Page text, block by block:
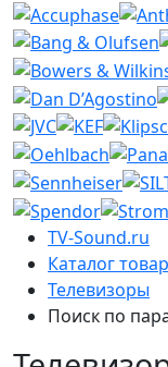
TV-Sound.ru
Каталог
Телевизоры
Поиск по